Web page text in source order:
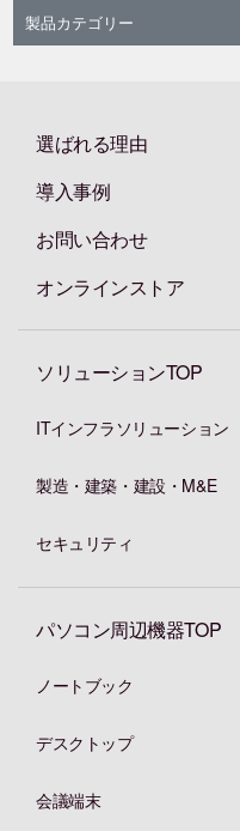
製品カテゴリー
選ばれる理由
導入事例
お問い合わせ
オンラインストア
ソリューションTOP
ITインフラソリューション
製造・建築・建設・M&E
セキュリティ
パソコン周辺機器TOP
ノートブック
デスクトップ
会議端末